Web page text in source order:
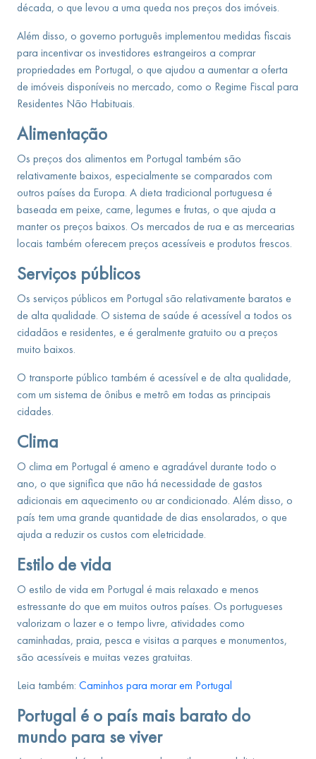
década, o que levou a uma queda nos preços dos imóveis.
Além disso, o governo português implementou medidas fiscais
para incentivar os investidores estrangeiros a comprar
propriedades em Portugal, o que ajudou a aumentar a oferta
de imóveis disponíveis no mercado, como o Regime Fiscal para
Residentes Não Habituais.
Alimentação
Os preços dos alimentos em Portugal também são
relativamente baixos, especialmente se comparados com
outros países da Europa. A dieta tradicional portuguesa é
baseada em peixe, carne, legumes e frutas, o que ajuda a
manter os preços baixos. Os mercados de rua e as mercearias
locais também oferecem preços acessíveis e produtos frescos.
Serviços públicos
Os serviços públicos em Portugal são relativamente baratos e
de alta qualidade. O sistema de saúde é acessível a todos os
cidadãos e residentes, e é geralmente gratuito ou a preços
muito baixos.
O transporte público também é acessível e de alta qualidade,
com um sistema de ônibus e metrô em todas as principais
cidades.
Clima
O clima em Portugal é ameno e agradável durante todo o
ano, o que significa que não há necessidade de gastos
adicionais em aquecimento ou ar condicionado. Além disso, o
país tem uma grande quantidade de dias ensolarados, o que
ajuda a reduzir os custos com eletricidade.
Estilo de vida
O estilo de vida em Portugal é mais relaxado e menos
estressante do que em muitos outros países. Os portugueses
valorizam o lazer e o tempo livre, atividades como
caminhadas, praia, pesca e visitas a parques e monumentos,
são acessíveis e muitas vezes gratuitas.
Leia também: Caminhos para morar em Portugal
Portugal é o país mais barato do
mundo para se viver